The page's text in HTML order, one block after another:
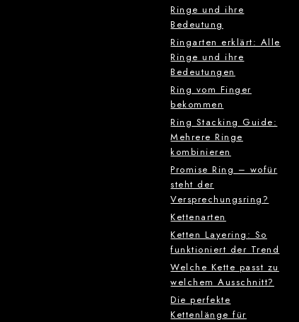
Ringe und ihre
Bedeutung
Ringarten erklärt: Alle
Ringe und ihre
Bedeutungen
Ring vom Finger
bekommen
Ring Stacking Guide:
Mehrere Ringe
kombinieren
Promise Ring – wofür
steht der
Versprechungsring?
Kettenarten
Ketten Layering: So
funktioniert der Trend
Welche Kette passt zu
welchem Ausschnitt?
Die perfekte
Kettenlänge für